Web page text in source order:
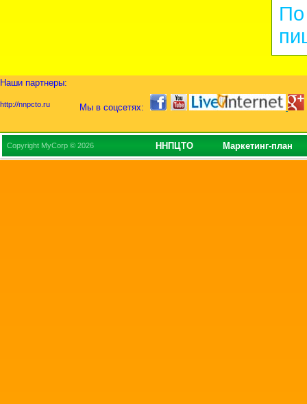
Наши партнеры:
Мы в соцсетях:
http://nnpcto.ru
Copyright MyCorp © 2026 ННПЦТО Маркетинг-план